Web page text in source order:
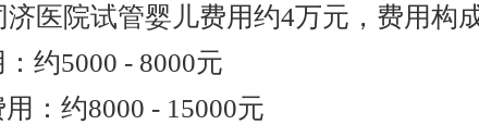
济医院试管婴儿费用约4万元，费用构
约5000 - 8000元
：约8000 - 15000元